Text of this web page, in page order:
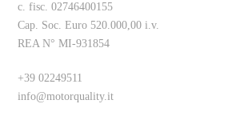
c. fisc. 02746400155
Cap. Soc. Euro 520.000,00 i.v.
REA N° MI-931854
+39 02249511
info@motorquality.it